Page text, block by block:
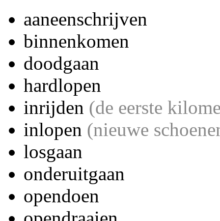
aaneenschrijven
binnenkomen
doodgaan
hardlopen
inrijden (de eerste
inlopen (nieuwe
losgaan
onderuitgaan
opendoen